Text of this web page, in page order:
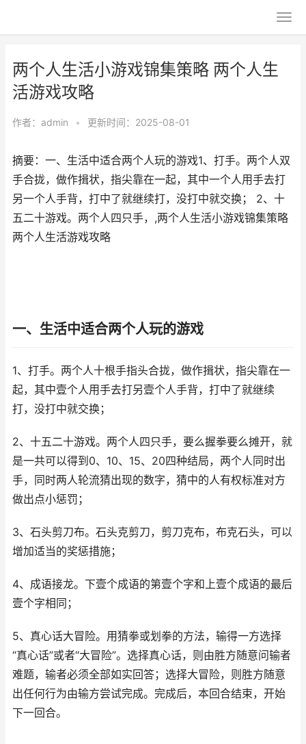
两个人生活小游戏锦集策略 两个人生
活游戏攻略
作者： admin • 更新时间：2025-08-01
摘要：一、生活中适合两个人玩的游戏1、打手。两个人双
手合拢，做作揖状，指尖靠在一起，其中一个人用手去打
另一个人手背，打中了就继续打，没打中就交换； 2、十
五二十游戏。两个人四只手，,两个人生活小游戏锦集策略
两个人生活游戏攻略
一、生活中适合两个人玩的游戏
1、打手。两个人十根手指头合拢，做作揖状，指尖靠在一
起，其中壹个人用手去打另壹个人手背，打中了就继续
打，没打中就交换；
2、十五二十游戏。两个人四只手，要么握拳要么摊开，就
是一共可以得到0、10、15、20四种结局，两个人同时出
手，同时两人轮流猜出现的数字，猜中的人有权标准对方
做出点小惩罚；
3、石头剪刀布。石头克剪刀，剪刀克布，布克石头，可以
增加适当的奖惩措施；
4、成语接龙。下壹个成语的第壹个字和上壹个成语的最后
壹个字相同；
5、真心话大冒险。用猜拳或划拳的方法，输得一方选择
“真心话”或者“大冒险”。选择真心话，则由胜方随意问输者
难题，输者必须全部如实回答；选择大冒险，则胜方随意
出任何行为由输方尝试完成。完成后，本回合结束，开始
下一回合。